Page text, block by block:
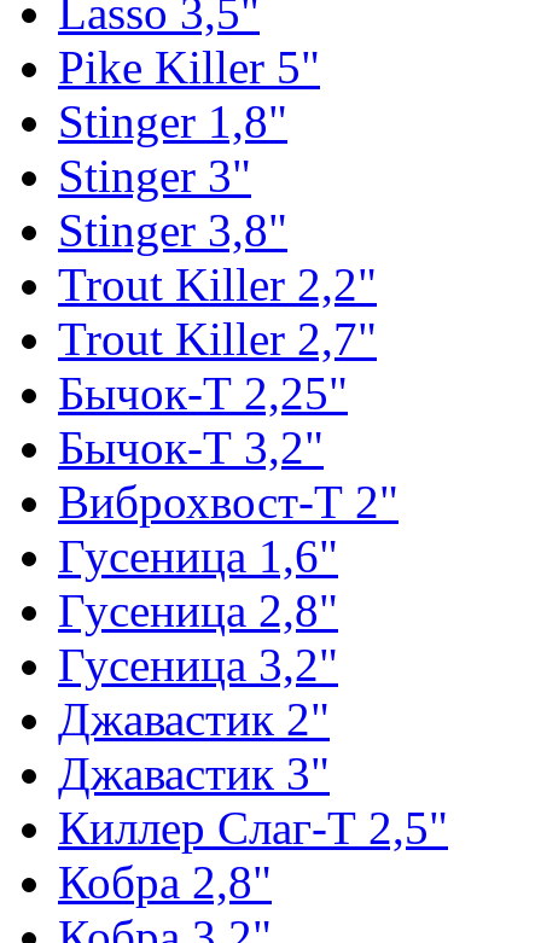
Lasso 3,5"
Pike Killer 5"
Stinger 1,8"
Stinger 3"
Stinger 3,8"
Trout Killer 2,2"
Trout Killer 2,7"
Бычок-Т 2,25"
Бычок-Т 3,2"
Виброхвост-Т 2"
Гусеница 1,6"
Гусеница 2,8"
Гусеница 3,2"
Джавастик 2"
Джавастик 3"
Киллер Слаг-Т 2,5"
Кобра 2,8"